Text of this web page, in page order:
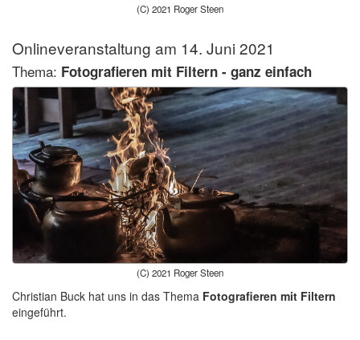
(C) 2021 Roger Steen
Onlineveranstaltung am 14. Juni 2021
Thema: Fotografieren mit Filtern - ganz einfach
(C) 2021 Roger Steen
Christian Buck hat uns in das Thema Fotografieren mit Filtern
eingeführt.